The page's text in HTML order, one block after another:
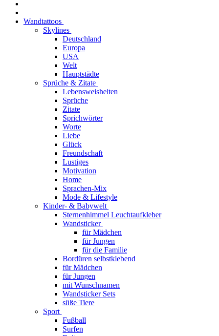
Wandtattoos
Skylines
Deutschland
Europa
USA
Welt
Hauptstädte
Sprüche & Zitate
Lebensweisheiten
Sprüche
Zitate
Sprichwörter
Worte
Liebe
Glück
Freundschaft
Lustiges
Motivation
Home
Sprachen-Mix
Mode & Lifestyle
Kinder- & Babywelt
Sternenhimmel Leuchtaufkleber
Wandsticker
für Mädchen
für Jungen
für die Familie
Bordüren selbstklebend
für Mädchen
für Jungen
mit Wunschnamen
Wandsticker Sets
süße Tiere
Sport
Fußball
Surfen